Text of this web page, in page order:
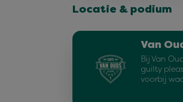
Locatie & podium
Van
Bij Van
guilty
voorbij